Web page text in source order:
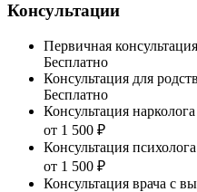
Консультации
Первичная консультация
Бесплатно
Консультация для
Бесплатно
Консультация нарколога
от 1 500 ₽
Консультация психолога
от 1 500 ₽
Консультация врача с